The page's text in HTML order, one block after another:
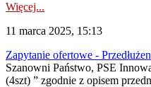
Więcej...
11 marca 2025, 15:13
Zapytanie ofertowe -
Szanowni Państwo, PSE
(4szt) ” zgodnie z opisem